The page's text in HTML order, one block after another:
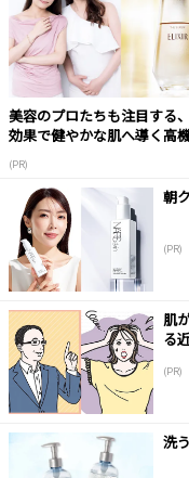
美容のプロたちも注目する
効果で健やかな肌へ導く高
(PR)
朝
(PR)
肌
る
(PR)
洗